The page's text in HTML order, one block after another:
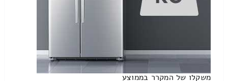
משקלו של המקרר בממוצע